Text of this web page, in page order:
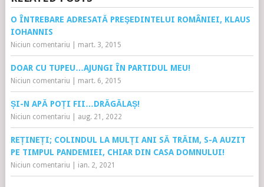
O ÎNTREBARE ADRESATĂ PREŞEDINTELUI ROMÂNIEI, KLAUS
IOHANNIS
Niciun comentariu mart. 3, 2015
DOAR CU TUPEU…AJUNGI ÎN PARTIDUL MEU!
Niciun comentariu mart. 6, 2015
ȘI-N APĂ POȚI FII…DRĂGĂLAȘ!
Niciun comentariu aug. 21, 2022
REȚINEȚI; COLINDUL LA MULȚI ANI SĂ TRĂIM, S-A AUZIT
PE TIMPUL PANDEMIEI, CHIAR DIN CASA DOMNULUI!
Niciun comentariu ian. 2, 2021